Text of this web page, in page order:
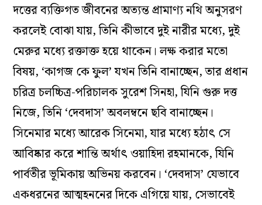
দত্তের ব‌্যক্তিগত জীবনের অত‌্যন্ত প্রামাণ‌্য নথি অনুসরণ
করলেই বোঝা যায়, তিনি কীভাবে দুই নারীর মধ‌্যে, দুই
মেরুর মধ‌্যে রক্তাক্ত হয়ে থাকেন। লক্ষ‌ করার মতো
বিষয়, ‘কাগজ কে ফুল’ যখন তিনি বানাচ্ছেন, তার প্রধান
চরিত্র চলচ্চিত্র-পরিচালক সুরেশ সিনহা, যিনি গুরু দত্ত
নিজে, তিনি ‘দেবদাস’ অবলম্বনে ছবি বানাচ্ছেন।
সিনেমার মধ‌্যে আরেক সিনেমা, যার মধ‌্যে হঠাৎ সে
আবিষ্কার করে শান্তি অর্থাৎ ওয়াহিদা রহমানকে, যিনি
পার্বতীর ভূমিকায় অভিনয় করবেন। ‘দেবদাস’ যেভাবে
একধরনের আত্মহননের দিকে এগিয়ে যায়, সেভাবেই